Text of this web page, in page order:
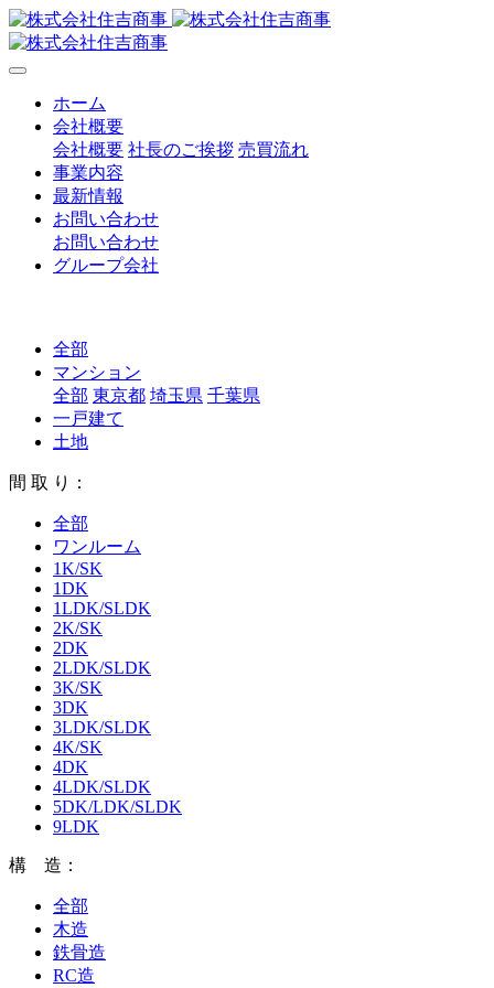
ホーム
会社概要
会社概要 社長のご挨拶 売買流れ
事業内容
最新情報
お問い合わせ
お問い合わせ
グループ会社
全部
マンション
全部 東京都 埼玉県 千葉県
一戸建て
土地
間 取 り：
全部
ワンルーム
1K/SK
1DK
1LDK/SLDK
2K/SK
2DK
2LDK/SLDK
3K/SK
3DK
3LDK/SLDK
4K/SK
4DK
4LDK/SLDK
5DK/LDK/SLDK
9LDK
構 造：
全部
木造
鉄骨造
RC造